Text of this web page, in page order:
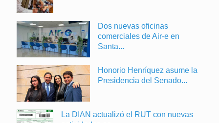
Dos nuevas oficinas
comerciales de Air-e en
Santa...
Honorio Henríquez asume la
Presidencia del Senado...
La DIAN actualizó el RUT con nuevas